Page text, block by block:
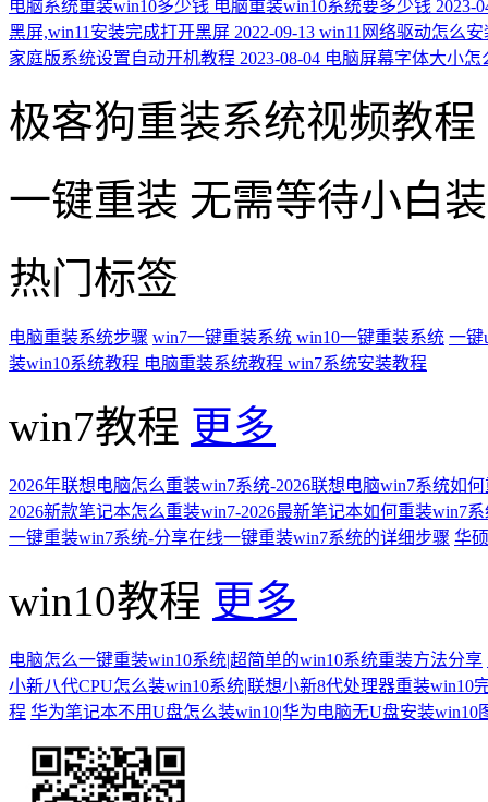
电脑系统重装win10多少钱 电脑重装win10系统要多少钱 2023-
黑屏,win11安装完成打开黑屏 2022-09-13 win11网络驱动怎么
家庭版系统设置自动开机教程 2023-08-04 电脑屏幕字体大小
极客狗重装系统视频教程
一键重装 无需等待小白
热门标签
电脑重装系统步骤 win7一键重装系统 win10一键重装系统 一键
装win10系统教程 电脑重装系统教程 win7系统安装教程
win7教程 更多
2026年联想电脑怎么重装win7系统-2026联想电脑win7系统如
2026新款笔记本怎么重装win7-2026最新笔记本如何重装win7
一键重装win7系统-分享在线一键重装win7系统的详细步骤 华
win10教程 更多
电脑怎么一键重装win10系统|超简单的win10系统重装方法分享
小新八代CPU怎么装win10系统|联想小新8代处理器重装win10
程 华为笔记本不用U盘怎么装win10|华为电脑无U盘安装win10